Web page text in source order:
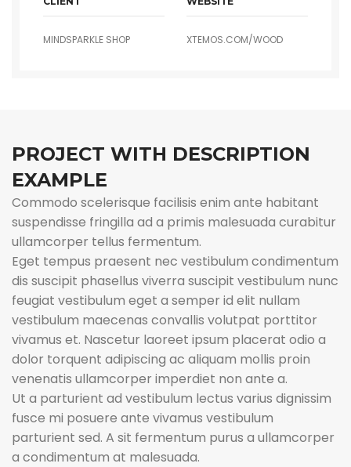
MINDSPARKLE SHOP XTEMOS.COM/WOOD
PROJECT WITH DESCRIPTION
EXAMPLE
Commodo scelerisque facilisis enim ante habitant
suspendisse fringilla ad a primis malesuada curabitur
ullamcorper tellus fermentum.
Eget tempus praesent nec vestibulum condimentum
dis suscipit phasellus viverra suscipit vestibulum nunc
feugiat vestibulum eget a semper id elit nullam
vestibulum maecenas convallis volutpat porttitor
vivamus et. Nascetur laoreet ipsum placerat odio a
dolor torquent adipiscing ac aliquam mollis proin
venenatis ullamcorper imperdiet non ante a.
Ut a parturient ad vestibulum lectus varius dignissim
fusce mi posuere ante vivamus vestibulum
parturient sed. A sit fermentum purus a ullamcorper
a condimentum at malesuada.